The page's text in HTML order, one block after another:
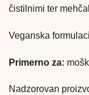
čistilnimi ter
Veganska
Primerno za:
Nadzorovan